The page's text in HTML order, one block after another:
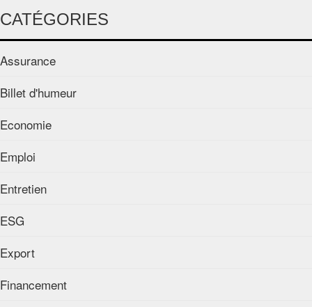
CATÉGORIES
Assurance
Billet d'humeur
Economie
Emploi
Entretien
ESG
Export
Financement